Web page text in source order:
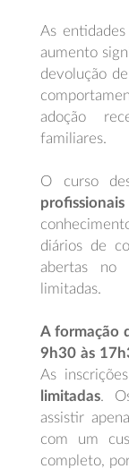
As
aumento
devolução
adoção
familiares.
O curso
profissionais
diários de
abertas
limitadas.
A formação
9h30 às
As
limitadas.
assistir
com um
completo,